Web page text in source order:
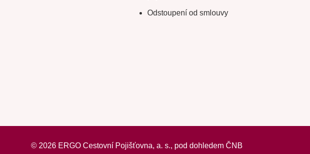
Odstoupení od smlouvy
© 2026ERGO Cestovní Pojišťovna, a. s., pod dohledem ČNB